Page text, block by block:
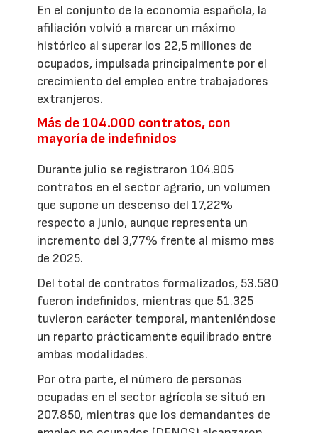
En el conjunto de la economía española, la
afiliación volvió a marcar un máximo
histórico al superar los 22,5 millones de
ocupados, impulsada principalmente por el
crecimiento del empleo entre trabajadores
extranjeros.
Más de 104.000 contratos, con
mayoría de indefinidos
Durante julio se registraron 104.905
contratos en el sector agrario, un volumen
que supone un descenso del 17,22%
respecto a junio, aunque representa un
incremento del 3,77% frente al mismo mes
de 2025.
Del total de contratos formalizados, 53.580
fueron indefinidos, mientras que 51.325
tuvieron carácter temporal, manteniéndose
un reparto prácticamente equilibrado entre
ambas modalidades.
Por otra parte, el número de personas
ocupadas en el sector agrícola se situó en
207.850, mientras que los demandantes de